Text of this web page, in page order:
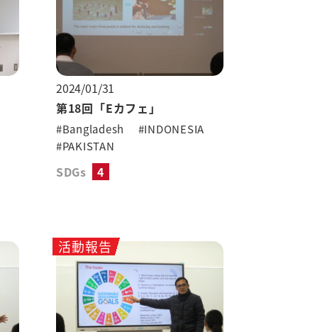
2024/01/31
第18回「Eカフェ」
#Bangladesh
#INDONESIA
#PAKISTAN
SDGs 4
活動報告